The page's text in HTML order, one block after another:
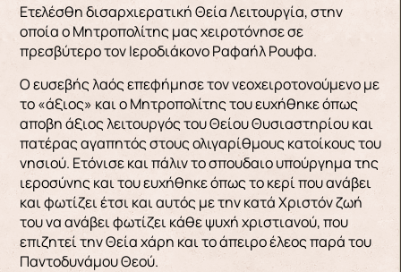
Ετελέσθη δισαρχιερατική Θεία Λειτουργία, στην
οποία ο Μητροπολίτης μας χειροτόνησε σε
πρεσβύτερο τον Ιεροδιάκονο Ραφαήλ Ρουφα.
Ο ευσεβής λαός επεφήμησε τον νεοχειροτονούμενο με
το «άξιος» και ο Μητροπολίτης του ευχήθηκε όπως
αποβη άξιος λειτουργός του Θείου Θυσιαστηρίου και
πατέρας αγαπητός στους ολιγαρίθμους κατοίκους του
νησιού. Ετόνισε και πάλιν το σπουδαιο υπούργημα της
ιεροσύνης και του ευχήθηκε όπως το κερί που ανάβει
και φωτίζει έτσι και αυτός με την κατά Χριστόν ζωή
του να ανάβει φωτίζει κάθε ψυχή χριστιανού, που
επιζητεί την Θεία χάρη και το άπειρο έλεος παρά του
Παντοδυνάμου Θεού.